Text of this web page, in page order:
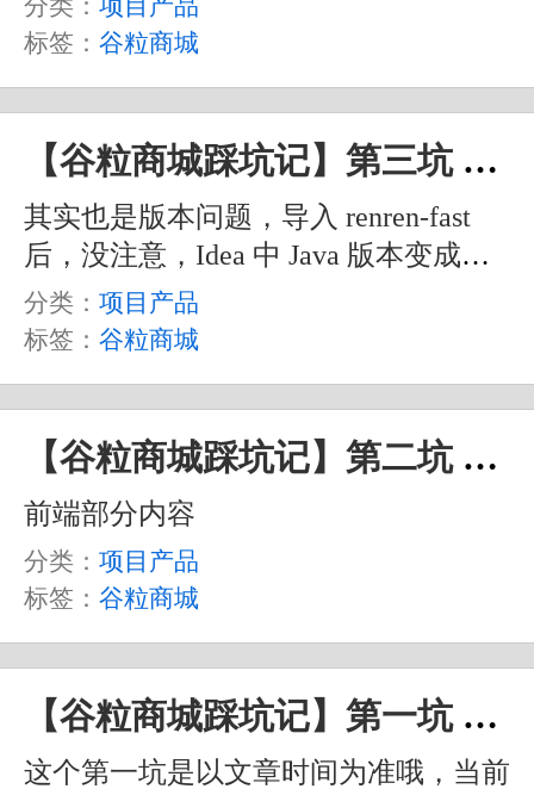
windows版本 Nacos ，如果是 Mac 电脑
分类： 项目产品
标签： 谷粒商城
【谷粒商城踩坑记】第三坑 renren-fast中maven爆红
其实也是版本问题，导入 renren-fast
后，没注意，Idea 中 Java 版本变成默
认的 22 了，需要手动切换到 1.8 ，同
时，和视频教程中其他项目一样，
本，也就是 3.6.1 这个也需要在 Idea 中
指定一下，不要使用 Idea 默认的高版
本的 Maven 。
分类： 项目产品
标签： 谷粒商城
【谷粒商城踩坑记】第二坑 renren-fast-vue的node-sass问题
前端部分内容
分类： 项目产品
标签： 谷粒商城
【谷粒商城踩坑记】第一坑 Docker镜像问题
这个第一坑是以文章时间为准哦，当前